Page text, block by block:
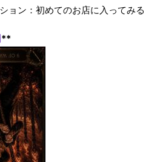
ョン：初めてのお店に入ってみる
**